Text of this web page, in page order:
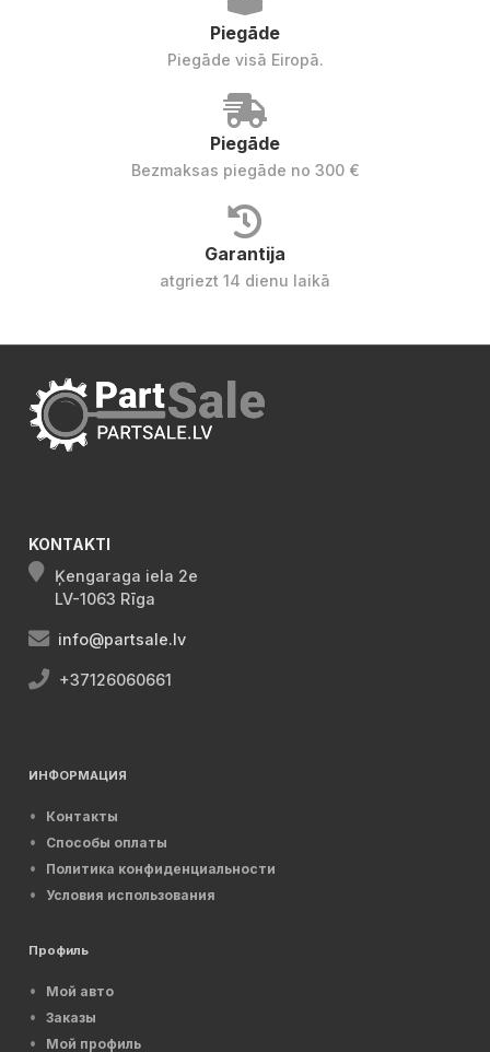
Piegāde
Piegāde visā Eiropā.
Piegāde
Bezmaksas piegāde no 300 €
Garantija
atgriezt 14 dienu laikā
KONTAKTI
Ķengaraga iela 2e
LV-1063 Rīga
info@partsale.lv
+37126060661
ИНФОРМАЦИЯ
Контакты
Способы оплаты
Политика конфиденциальности
Условия использования
Профиль
Мой авто
Заказы
Мой профиль